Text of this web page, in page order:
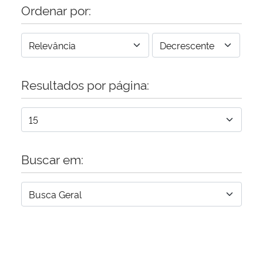
Ordenar por:
Resultados por página:
Buscar em: